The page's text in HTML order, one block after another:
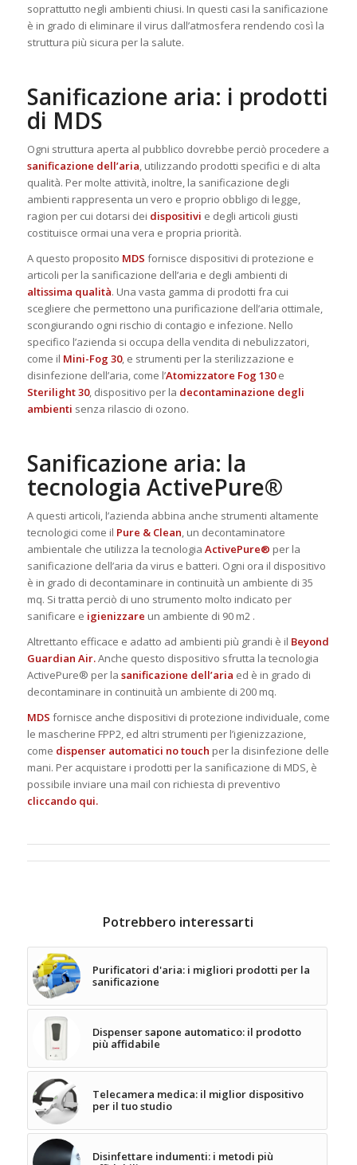
soprattutto negli ambienti chiusi. In questi casi la sanificazione
è in grado di eliminare il virus dall’atmosfera rendendo così la
struttura più sicura per la salute.
Sanificazione aria: i prodotti
di MDS
Ogni struttura aperta al pubblico dovrebbe perciò procedere a
sanificazione dell’aria, utilizzando prodotti specifici e di alta
qualità. Per molte attività, inoltre, la sanificazione degli
ambienti rappresenta un vero e proprio obbligo di legge,
ragion per cui dotarsi dei dispositivi e degli articoli giusti
costituisce ormai una vera e propria priorità.
A questo proposito MDS fornisce dispositivi di protezione e
articoli per la sanificazione dell’aria e degli ambienti di
altissima qualità. Una vasta gamma di prodotti fra cui
scegliere che permettono una purificazione dell’aria ottimale,
scongiurando ogni rischio di contagio e infezione. Nello
specifico l’azienda si occupa della vendita di nebulizzatori,
come il Mini-Fog 30, e strumenti per la sterilizzazione e
disinfezione dell’aria, come l’Atomizzatore Fog 130e
Sterilight 30, dispositivo per la decontaminazione degli
ambienti senza rilascio di ozono.
Sanificazione aria: la
tecnologia ActivePure®
A questi articoli, l’azienda abbina anche strumenti altamente
tecnologici come il Pure & Clean, un decontaminatore
ambientale che utilizza la tecnologia ActivePure® per la
sanificazione dell’aria da virus e batteri. Ogni ora il dispositivo
è in grado di decontaminare in continuità un ambiente di 35
mq. Si tratta perciò di uno strumento molto indicato per
sanificare e igienizzare un ambiente di 90 m2 .
Altrettanto efficace e adatto ad ambienti più grandi è il Beyond
Guardian Air.Anche questo dispositivo sfrutta la tecnologia
ActivePure® per la sanificazione dell’aria ed è in grado di
decontaminare in continuità un ambiente di 200 mq.
MDS fornisce anche dispositivi di protezione individuale, come
le mascherine FPP2, ed altri strumenti per l’igienizzazione,
come dispenser automatici no touch per la disinfezione delle
mani. Per acquistare i prodotti per la sanificazione di MDS, è
possibile inviare una mail con richiesta di preventivo
cliccando qui.
Potrebbero interessarti
Purificatori d'aria: i migliori prodotti per la
sanificazione
Dispenser sapone automatico: il prodotto
più affidabile
Telecamera medica: il miglior dispositivo
per il tuo studio
Disinfettare indumenti: i metodi più